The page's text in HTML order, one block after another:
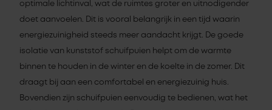
optimale lichtinval, wat de ruimtes groter en uitnodigender
doet aanvoelen. Dit is vooral belangrijk in een tijd waarin
energiezuinigheid steeds meer aandacht krijgt. De goede
isolatie van kunststof schuifpuien helpt om de warmte
binnen te houden in de winter en de koelte in de zomer. Dit
draagt bij aan een comfortabel en energiezuinig huis.
Bovendien zijn schuifpuien eenvoudig te bedienen, wat het